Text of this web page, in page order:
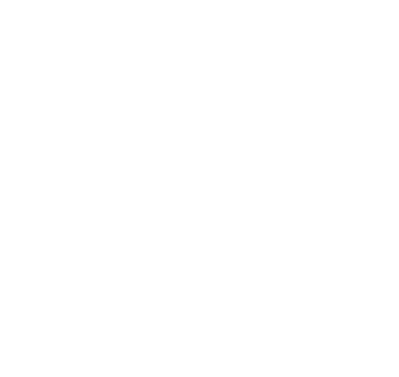
dieses Modell genau die richtige Wahl. Keine